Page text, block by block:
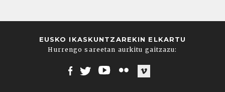
EUSKO IKASKUNTZAREKIN ELKARTU
Hurrengo sareetan aurkitu gaitzazu: